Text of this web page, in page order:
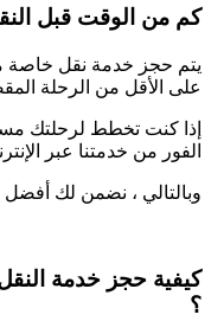
كم من الوقت قبل
يتم حجز خدمة نقل خاصة
على الأقل من الرحلة
إذا كنت تخطط لرحلتك
الفور من خدمتنا عبر
وبالتالي ، نضمن لك
كيفية حجز خدمة
؟